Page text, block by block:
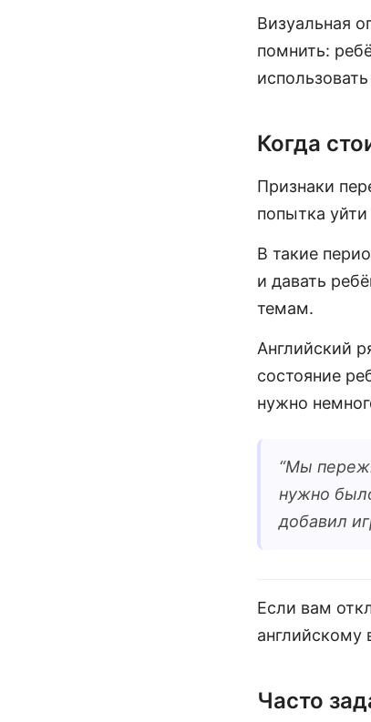
Визуальная
помнить:
Когда
Признаки
попытка уйти
В такие
и давать
темам.
Английский
состояние
нужно
“Мы
нужно
добавил
Если вам
английскому
Часто